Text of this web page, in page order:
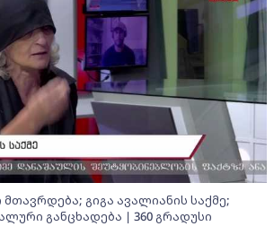
გიგა ავალიანის საქმე;
განცხადება | 360 გრადუსი